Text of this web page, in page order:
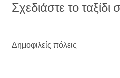
Σχεδιάστε το ταξίδι
Δημοφιλείς πόλεις